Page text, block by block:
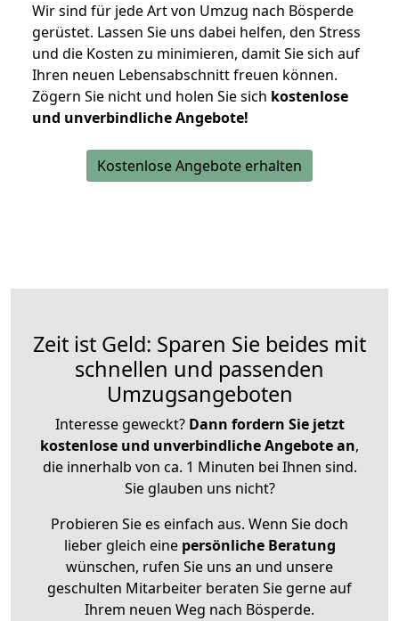
Wir sind für jede Art von Umzug nach Bösperde
gerüstet. Lassen Sie uns dabei helfen, den Stress
und die Kosten zu minimieren, damit Sie sich auf
Ihren neuen Lebensabschnitt freuen können.
Zögern Sie nicht und holen Sie sich kostenlose
und unverbindliche Angebote!
Kostenlose Angebote erhalten
Zeit ist Geld: Sparen Sie beides mit
schnellen und passenden
Umzugsangeboten
Interesse geweckt? Dann fordern Sie jetzt
kostenlose und unverbindliche Angebote an,
die innerhalb von ca. 1 Minuten bei Ihnen sind.
Sie glauben uns nicht?
Probieren Sie es einfach aus. Wenn Sie doch
lieber gleich eine persönliche Beratung
wünschen, rufen Sie uns an und unsere
geschulten Mitarbeiter beraten Sie gerne auf
Ihrem neuen Weg nach Bösperde.